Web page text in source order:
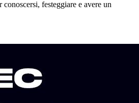
festeggiare e avere un